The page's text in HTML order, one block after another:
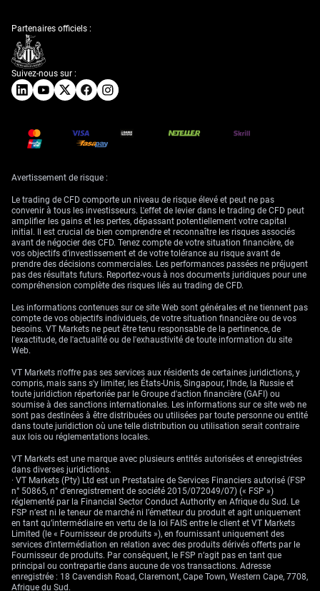
Suivez-nous sur :
Partenaires officiels :
Avertissement de risque :
Le trading de CFD comporte un niveau de risque élevé et peut ne pas
convenir à tous les investisseurs. L'effet de levier dans le trading de CFD peut
amplifier les gains et les pertes, dépassant potentiellement votre capital
initial. Il est crucial de bien comprendre et reconnaître les risques associés
avant de négocier des CFD. Tenez compte de votre situation financière, de
vos objectifs d’investissement et de votre tolérance au risque avant de
prendre des décisions commerciales. Les performances passées ne préjugent
pas des résultats futurs. Reportez-vous à nos documents juridiques pour une
compréhension complète des risques liés au trading de CFD.
Les informations contenues sur ce site Web sont générales et ne tiennent pas
compte de vos objectifs individuels, de votre situation financière ou de vos
besoins. VT Markets ne peut être tenu responsable de la pertinence, de
l'exactitude, de l'actualité ou de l'exhaustivité de toute information du site
Web.
VT Markets n'offre pas ses services aux résidents de certaines juridictions, y
compris, mais sans s'y limiter, les États-Unis, Singapour, l'Inde, la Russie et
toute juridiction répertoriée par le Groupe d'action financière (GAFI) ou
soumise à des sanctions internationales. Les informations sur ce site web ne
sont pas destinées à être distribuées ou utilisées par toute personne ou entité
dans toute juridiction où une telle distribution ou utilisation serait contraire
aux lois ou réglementations locales.
VT Markets est une marque avec plusieurs entités autorisées et enregistrées
dans diverses juridictions.
· VT Markets (Pty) Ltd est un Prestataire de Services Financiers autorisé (FSP
n° 50865, n° d’enregistrement de société 2015/072049/07) (« FSP »)
réglementé par la Financial Sector Conduct Authority en Afrique du Sud. Le
FSP n’est ni le teneur de marché ni l’émetteur du produit et agit uniquement
en tant qu’intermédiaire en vertu de la loi FAIS entre le client et VT Markets
Limited (le « Fournisseur de produits »), en fournissant uniquement des
services d’intermédiation en relation avec des produits dérivés offerts par le
Fournisseur de produits. Par conséquent, le FSP n’agit pas en tant que
principal ou contrepartie dans aucune de vos transactions. Adresse
enregistrée : 18 Cavendish Road, Claremont, Cape Town, Western Cape, 7708,
Afrique du Sud.